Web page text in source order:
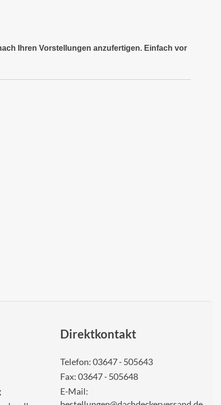
Ihren Vorstellungen anzufertigen. Einfach vor
Direktkontakt
Telefon: 03647 - 505643
Fax: 03647 - 505648
E-Mail: